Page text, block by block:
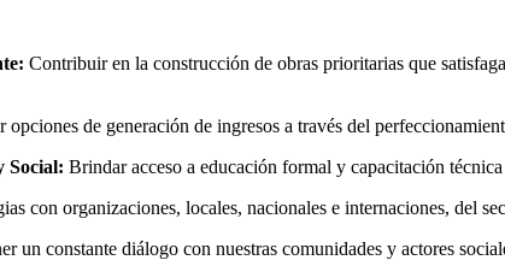
Contribuir en la construcción de obras prioritarias que
opciones de generación de ingresos a través del
Social: Brindar acceso a educación formal y capacitación
con organizaciones, locales, nacionales e internaciones, del
un constante diálogo con nuestras comunidades y actores